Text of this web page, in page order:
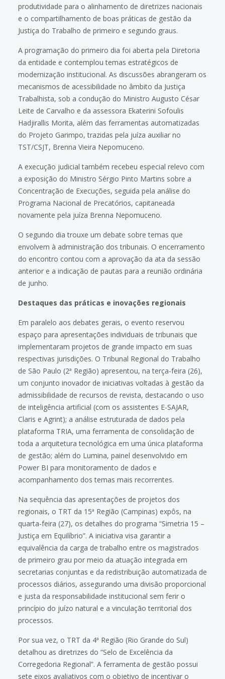
produtividade para o alinhamento de diretrizes nacionais
e o compartilhamento de boas práticas de gestão da
Justiça do Trabalho de primeiro e segundo graus.
A programação do primeiro dia foi aberta pela Diretoria
da entidade e contemplou temas estratégicos de
modernização institucional. As discussões abrangeram os
mecanismos de acessibilidade no âmbito da Justiça
Trabalhista, sob a condução do Ministro Augusto César
Leite de Carvalho e da assessora Ekaterini Sofoulis
Hadjirallis Morita, além das ferramentas automatizadas
do Projeto Garimpo, trazidas pela juíza auxiliar no
TST/CSJT, Brenna Vieira Nepomuceno.
A execução judicial também recebeu especial relevo com
a exposição do Ministro Sérgio Pinto Martins sobre a
Concentração de Execuções, seguida pela análise do
Programa Nacional de Precatórios, capitaneada
novamente pela juíza Brenna Nepomuceno.
O segundo dia trouxe um debate sobre temas que
envolvem à administração dos tribunais. O encerramento
do encontro contou com a aprovação da ata da sessão
anterior e a indicação de pautas para a reunião ordinária
de junho.
Destaques das práticas e inovações regionais
Em paralelo aos debates gerais, o evento reservou
espaço para apresentações individuais de tribunais que
implementaram projetos de grande impacto em suas
respectivas jurisdições. O Tribunal Regional do Trabalho
de São Paulo (2ª Região) apresentou, na terça-feira (26),
um conjunto inovador de iniciativas voltadas à gestão da
admissibilidade de recursos de revista, destacando o uso
de inteligência artificial (com os assistentes E-SAJAR,
Claris e Agrint); a análise estruturada de dados pela
plataforma TRIA, uma ferramenta de consolidação de
toda a arquitetura tecnológica em uma única plataforma
de gestão; além do Lumina, painel desenvolvido em
Power BI para monitoramento de dados e
acompanhamento dos temas mais recorrentes.
Na sequência das apresentações de projetos dos
regionais, o TRT da 15ª Região (Campinas) expôs, na
quarta-feira (27), os detalhes do programa “Simetria 15 –
Justiça em Equilíbrio”. A iniciativa visa garantir a
equivalência da carga de trabalho entre os magistrados
de primeiro grau por meio da atuação integrada em
secretarias conjuntas e da redistribuição automatizada de
processos diários, assegurando uma divisão proporcional
e justa da responsabilidade institucional sem ferir o
princípio do juízo natural e a vinculação territorial dos
processos.
Por sua vez, o TRT da 4ª Região (Rio Grande do Sul)
detalhou as diretrizes do “Selo de Excelência da
Corregedoria Regional”. A ferramenta de gestão possui
sete eixos avaliativos com o objetivo de incentivar o